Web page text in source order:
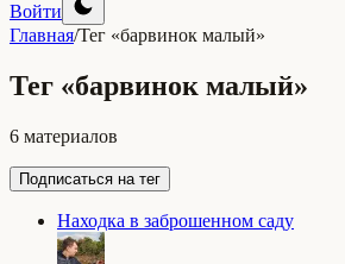
Войти
Главная/Тег «барвинок малый»
Тег «барвинок малый»
6 материалов
Подписаться на тег
Находка в заброшенном саду